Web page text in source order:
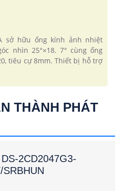
sở hữu ống kính ảnh nhiệt
nhìn 25°×18. 7° cùng ống
tiêu cự 8mm. Thiết bị hỗ trợ
THÀNH PHÁT
2CD2047G3-
SRBHUN